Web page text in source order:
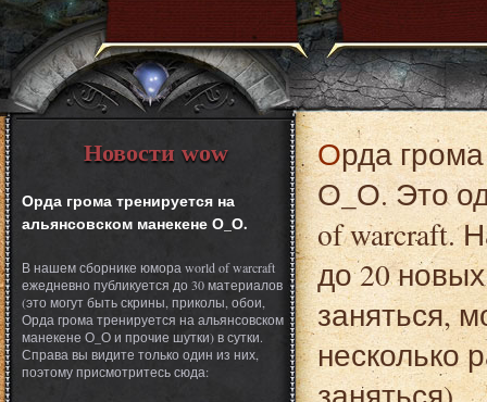
Новости wow
Орда грома тренируется на
альянсовском манекене О_О.
В нашем сборнике юмора world of warcraft
ежедневно публикуется до 30 материалов
(это могут быть скрины, приколы, обои,
Орда грома тренируется на альянсовском
манекене О_О и прочие шутки) в сутки.
Справа вы видите только один из них,
поэтому присмотритесь сюда:
Орда грома тренируется на альянсовском манекене
О_О. Это
of warcraft.
до 20
заняться,
несколько